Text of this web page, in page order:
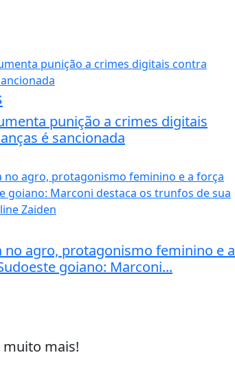
punição a crimes digitais
é sancionada
no agro, protagonismo feminino e a
goiano: Marconi...
muito mais!